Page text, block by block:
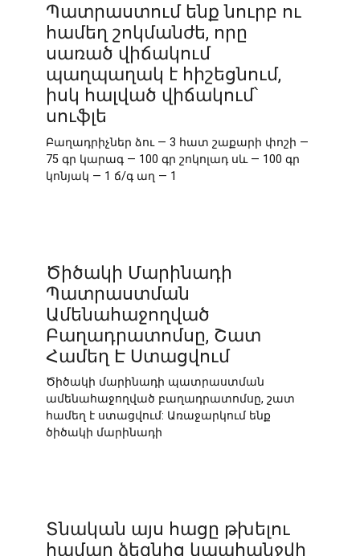
Պատրաստում ենք նուրբ ու
համեղ շոկմանժե, որը
սառած վիճակում
պաղպաղակ է հիշեցնում,
իսկ հալված վիճակում՝
սուֆլե
Բաղադրիչներ ձու — 3 հատ շաքարի փոշի —
75 գր կարագ — 100 գր շոկոլադ սև — 100 գր
կոնյակ — 1 ճ/գ աղ — 1
Ծիծակի Մարինադի
Պատրաստման
Ամենահաջողված
Բաղադրատոմսը, Շատ
Համեղ Է Ստացվում
Ծիծակի մարինադի պատրաստման
ամենահաջողված բաղադրատոմսը, շատ
համեղ է ստացվում: Առաջարկում ենք
ծիծակի մարինադի
Տնական այս հացը թխելու
համար ձեզնից կպահանջվի